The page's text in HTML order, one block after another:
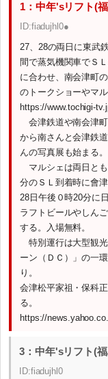
1：中年'sリフト(
ID:fiadujhl0●
27、28の両日に東武
間で蒸気機関車でＳ
に合わせ、南会津町
のトークショーやマ
https://www.tochigi-
会津鉄道や南会津
から南さんと会津鉄
んの写真展も始まる。
マルシェは両日と
分のＳＬ到着時に會
28日午後０時20分に
ラフトビールやしん
する。入場無料。
特別運行は大型観
ーン（ＤＣ）」の一
り。
会津松平家祖・保科
る。
https://
3：中年'sリフト(
ID:fiadujhl0